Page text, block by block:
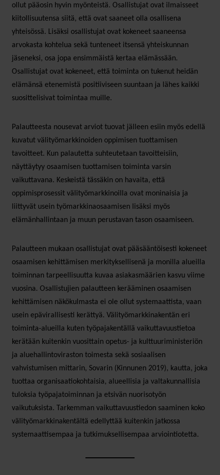
ollut pääosin hyvin myönteistä. Osallistujat ovat ilmaisseet
kiitollisuutensa siitä, että ovat saaneet olla osallisena
yhteisössä. Lisäksi osallistujat ovat kokeneet saaneensa
arvokasta kohtelua sekä tunteneet itsensä yhteiskunnan
jäseneksi, osa jopa ensimmäistä kertaa elämässään.
Osallistujat ovat kokeneet, että toiminta on tukenut heidän
elämänsä etenemistä positiiviseen suuntaan ja lähes kaikki
suosittelisivat toimintaa muille.
Palautteesta nousevat arviot tuovat jälleen esiin myös edellä
kuvatut välityömarkkinoiden oppimisen tuottamisen
tavoitteet. Kun palautetta suhteutetaan tavoitteisiin,
näyttäytyy osaamisen tuottamisen toiminta varsin
vaikuttavana. Keskeistä tässäkin on havaita, että
oppimisprosessit välityömarkkinoilla ovat moninaisia ja
liittyvät usein työmarkkinaosaamisen lisäksi myös
elämänhallintaan ja muun perustavan tason osaamiseen.
Palautteen mukaan osallistujat ovat pääsääntöisesti kokeneet
osaamisen kehittämisen merkityksellisenä ja monilla alueilla
toiminnan tarpeellisuutta kuvaa asiakasmäärien kasvu viime
vuosina. Osallistujien palautteen kerääminen osaamisen
kehittämisen näkökulmasta ei ole ollut systemaattista, vaan
usein epävirallisesti kerättyä. Välityömarkkinakentän eri
toiminta-alueilla kuten työpajakentällä vaikuttavuustietoa
kerätään kuitenkin vuosittain opetus- ja kulttuuriministeriön
ja aluehallintoviraston toimesta sekä sosiaalisen
vahvistumisen mittarin, Sovarin (Kinnunen 2019), kautta, joka
tuottaa organisaatiokohtaisia, alueellisia ja valtakunnallisia
tuloksia työpajatoiminnan ja etsivän nuorisotyön
vaikutuksista. Tarkemman vaikuttavuustiedon saaminen koko
välityömarkkinakentältä edellyttää kuitenkin jatkossa
systemaattisempaa ja tutkimuksellisempaa arviointiotetta.